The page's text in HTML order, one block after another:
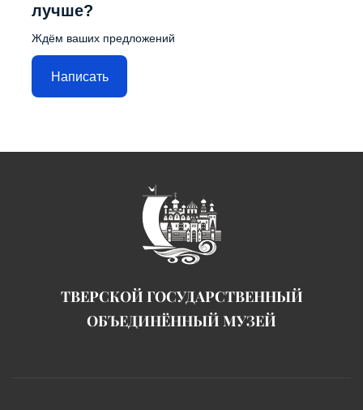
лучше?
Ждём ваших предложений
Написать
ТВЕРСКОЙ ГОСУДАРСТВЕННЫЙ
ОБЪЕДИНЁННЫЙ МУЗЕЙ